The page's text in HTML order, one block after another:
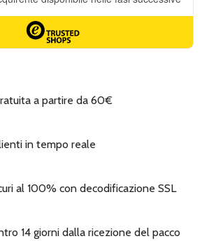
a partire da 60€
in tempo reale
al 100% con decodificazione SSL
14 giorni dalla ricezione del pacco